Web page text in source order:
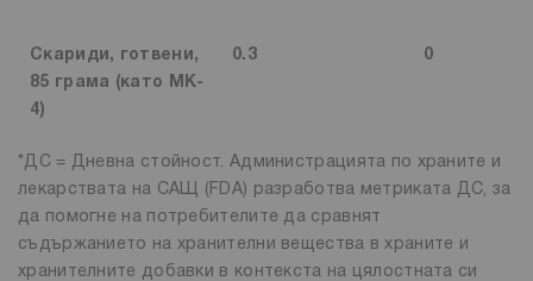
Скариди, готвени,
85 грама (като MK-
4)
0.3 0
*ДС = Дневна стойност. Администрацията по храните и
лекарствата на САЩ (FDA) разработва метриката ДС, за
да помогне на потребителите да сравнят
съдържанието на хранителни вещества в храните и
хранителните добавки в контекста на цялостната си